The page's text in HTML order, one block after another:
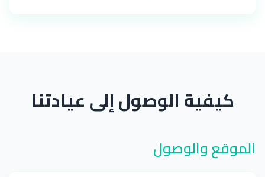
كيفية الوصول إلى عيادتنا
الموقع والوصول